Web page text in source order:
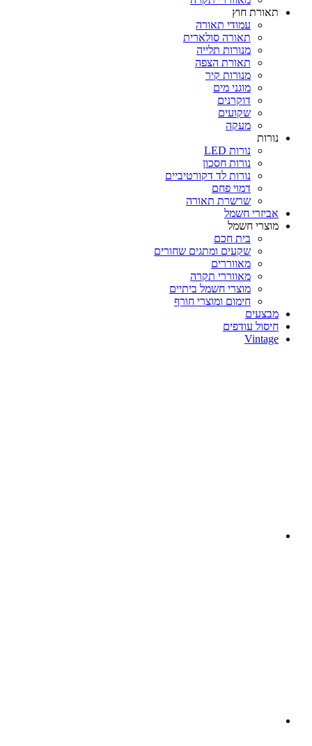
חוץ
עמודי תאורה
תאורה סולארית
מנורות תלייה
תאורת הצפה
מנורות קיר
מוגני מים
דוקרנים
שקועים
מעקה
נורות חסכון
נורות לד דקורטיביים
דמוי פחם
שרשרת תאורה
חשמל
חשמל
בית חכם
שקעים ומתגים שחורים
מאווררים
מאווררי תקרה
מוצרי חשמל ביתיים
חימום ומוצרי חורף
עודפים